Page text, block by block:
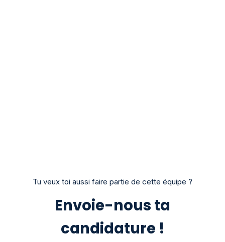
Tu veux toi aussi faire partie de cette équipe ?
Envoie-nous ta
candidature !